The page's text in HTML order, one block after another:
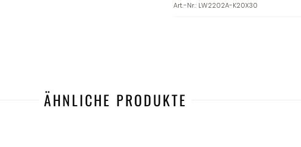
Art.-Nr.: LW2202A-K20X30
ÄHNLICHE PRODUKTE